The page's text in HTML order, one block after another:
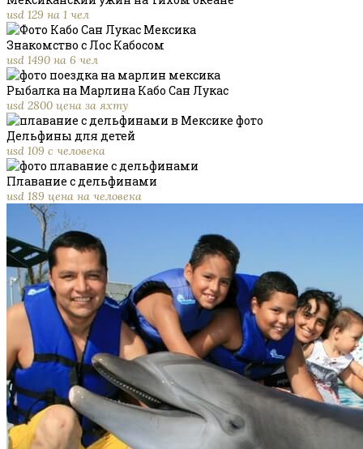
usd 129 на 1 чел
Знакомство с Лос Кабосом
usd 1490 на 6 чел
Рыбалка на Марлина Кабо Сан Лукас
usd 2800 цена за яхту
Дельфины для детей
usd 109 с человека
Плавание с дельфинами
usd 189 цена на человека